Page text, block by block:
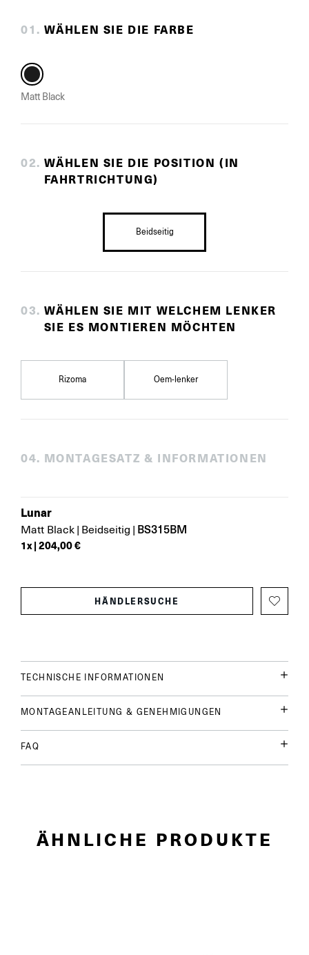
01 . WÄHLEN SIE DIE FARBE
Matt Black
02. WÄHLEN SIE DIE POSITION (IN
FAHRTRICHTUNG)
Beidseitig
03. WÄHLEN SIE MIT WELCHEM LENKER
SIE ES MONTIEREN MÖCHTEN
Rizoma Oem-lenker
04. MONTAGESATZ & INFORMATIONEN
Lunar
Matt Black | Beidseitig | BS315BM
1x | 204,00 €
HÄNDLERSUCHE
TECHNISCHE INFORMATIONEN
MONTAGEANLEITUNG & GENEHMIGUNGEN
FAQ
ÄHNLICHE PRODUKTE